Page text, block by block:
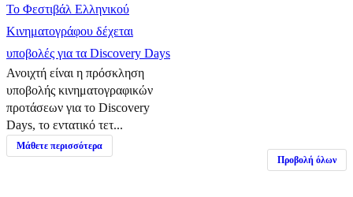
Το Φεστιβάλ Ελληνικού
Κινηματογράφου δέχεται
υποβολές για τα Discovery Days
Ανοιχτή είναι η πρόσκληση
υποβολής κινηματογραφικών
προτάσεων για το Discovery
Days, το εντατικό τετ...
Μάθετε περισσότερα
Προβολή όλων